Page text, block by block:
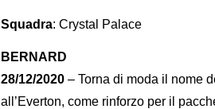
Squadra: Crystal Palace
BERNARD
28/12/2020 – Torna di moda il nome
all’Everton, come rinforzo per il